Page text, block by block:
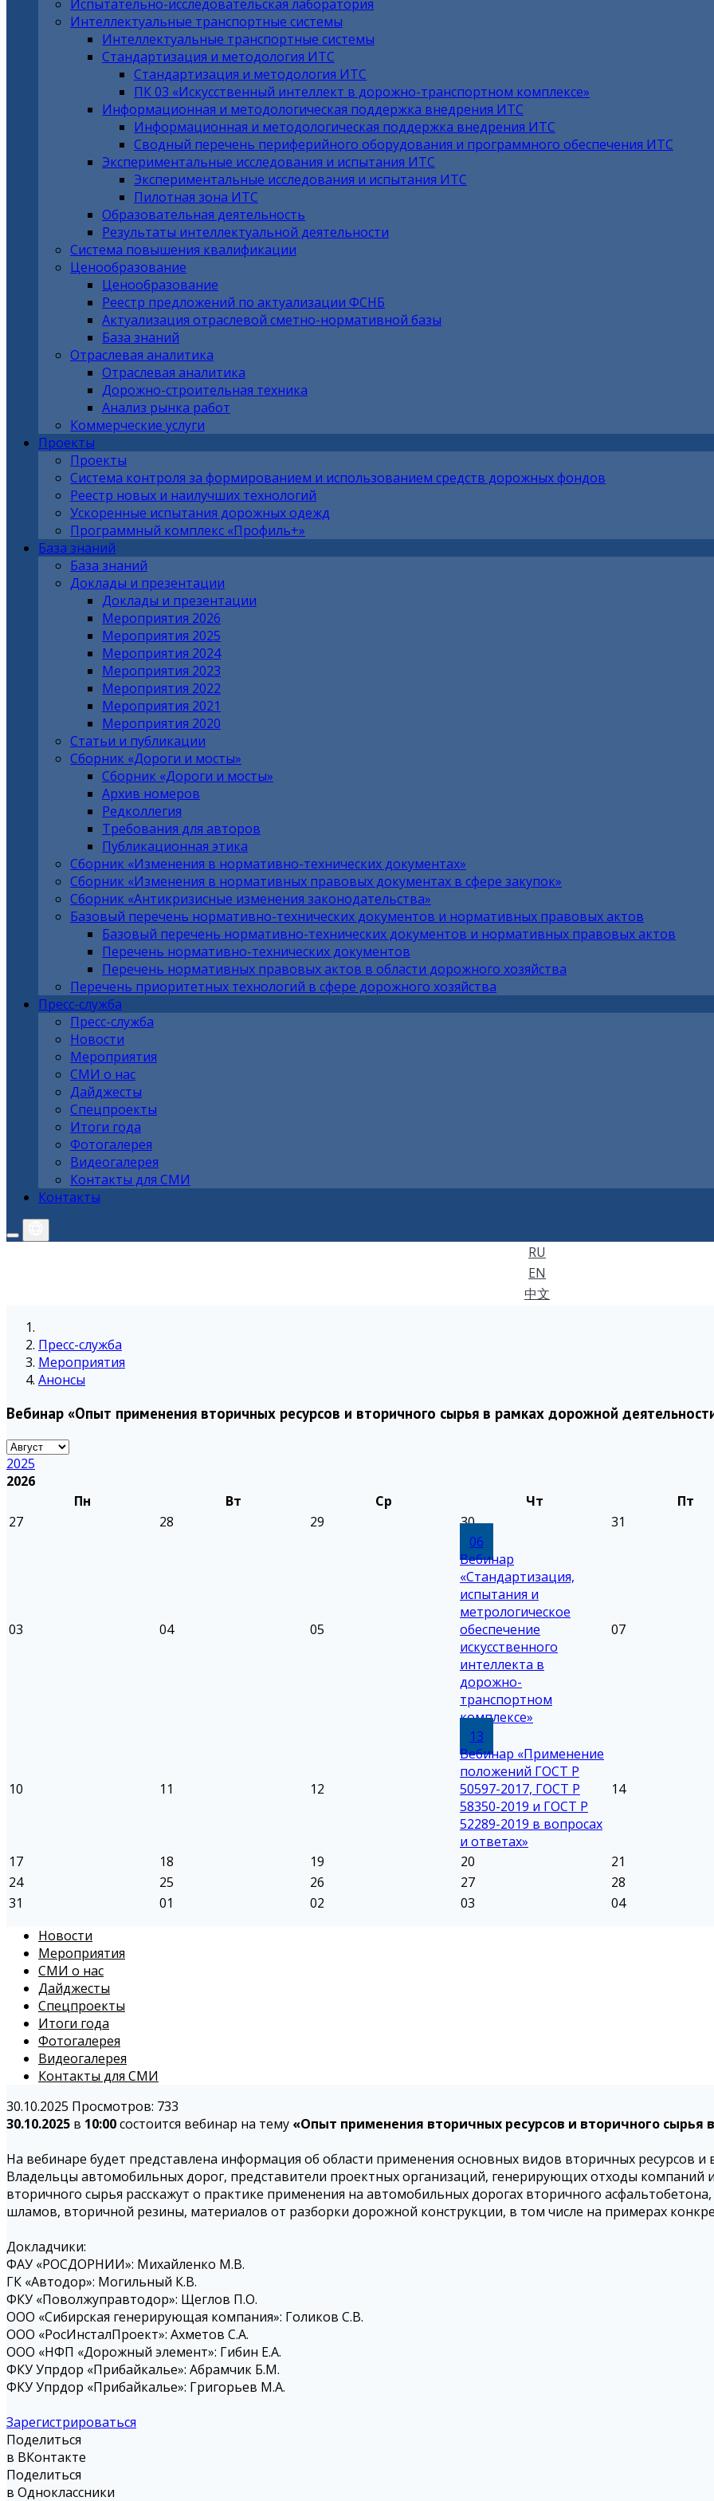
Испытательно-исследовательская лаборатория
Интеллектуальные транспортные системы
Интеллектуальные транспортные системы
Стандартизация и методология ИТС
Стандартизация и методология ИТС
ПК 03 «Искусственный интеллект в дорожно-транспортном комплексе»
Информационная и методологическая поддержка внедрения ИТС
Информационная и методологическая поддержка внедрения ИТС
Сводный перечень периферийного оборудования и программного обеспечения ИТС
Экспериментальные исследования и испытания ИТС
Экспериментальные исследования и испытания ИТС
Пилотная зона ИТС
Образовательная деятельность
Результаты интеллектуальной деятельности
Система повышения квалификации
Ценообразование
Ценообразование
Реестр предложений по актуализации ФСНБ
Актуализация отраслевой сметно-нормативной базы
База знаний
Отраслевая аналитика
Отраслевая аналитика
Дорожно-строительная техника
Анализ рынка работ
Коммерческие услуги
Проекты
Проекты
Система контроля за формированием и использованием средств дорожных фондов
Реестр новых и наилучших технологий
Ускоренные испытания дорожных одежд
Программный комплекс «Профиль+»
База знаний
База знаний
Доклады и презентации
Доклады и презентации
Мероприятия 2026
Мероприятия 2025
Мероприятия 2024
Мероприятия 2023
Мероприятия 2022
Мероприятия 2021
Мероприятия 2020
Статьи и публикации
Сборник «Дороги и мосты»
Сборник «Дороги и мосты»
Архив номеров
Редколлегия
Требования для авторов
Публикационная этика
Сборник «Изменения в нормативно-технических документах»
Сборник «Изменения в нормативных правовых документах в сфере закупок»
Сборник «Антикризисные изменения законодательства»
Базовый перечень нормативно-технических документов и нормативных правовых актов
Базовый перечень нормативно-технических документов и нормативных правовых актов
Перечень нормативно-технических документов
Перечень нормативных правовых актов в области дорожного хозяйства
Перечень приоритетных технологий в сфере дорожного хозяйства
Пресс-служба
Пресс-служба
Новости
Мероприятия
СМИ о нас
Дайджесты
Спецпроекты
Итоги года
Фотогалерея
Видеогалерея
Контакты для СМИ
Контакты
RU
EN
中文
Пресс-служба
Мероприятия
Анонсы
Вебинар «Опыт применения вторичных ресурсов и вторичного сырья в рамках дорожной
2025
2026
Пн
Вт Ср Чт
Пт
27
28 29 30 31
03 04 05
06
Вебинар
«Стандартизация,
испытания и
метрологическое
обеспечение
искусственного
интеллекта в
дорожно-
транспортном
комплексе»
07
10 11 12
13
Вебинар «Применение
положений ГОСТ Р
50597-2017, ГОСТ Р
58350-2019 и ГОСТ Р
52289-2019 в вопросах
и ответах»
14
17 18 19 20
21
24
25 26 27
28
31
01 02 03
04
Новости
Мероприятия
СМИ о нас
Дайджесты
Спецпроекты
Итоги года
Фотогалерея
Видеогалерея
Контакты для СМИ
30.10.2025 Просмотров: 733
30.10.2025 в 10:00состоится вебинар на тему «Опыт применения вторичных ресурсов и вторичного
На вебинаре будет представлена информация об области применения основных видов вторичных ресурсов
Владельцы автомобильных дорог, представители проектных организаций, генерирующих отходы компаний
вторичного сырья расскажут о практике применения на автомобильных дорогах вторичного
шламов, вторичной резины, материалов от разборки дорожной конструкции, в том числе на примерах
Докладчики:
ФАУ «РОСДОРНИИ»: Михайленко М.В.
ГК «Автодор»: Могильный К.В.
ФКУ «Поволжуправтодор»: Щеглов П.О.
ООО «Сибирская генерирующая компания»: Голиков С.В.
ООО «РосИнсталПроект»: Ахметов С.А.
ООО «НФП «Дорожный элемент»: Гибин Е.А.
ФКУ Упрдор «Прибайкалье»: Абрамчик Б.М.
ФКУ Упрдор «Прибайкалье»: Григорьев М.А.
Зарегистрироваться
Поделиться
в ВКонтакте
Поделиться
в Одноклассники